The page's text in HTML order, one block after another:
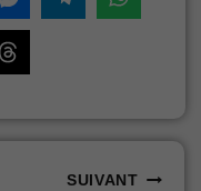
SUIVANT